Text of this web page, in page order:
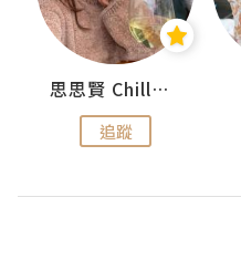
思思賢 ChillMyBabe
追蹤